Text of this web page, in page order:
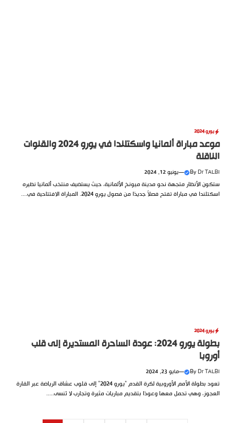
يورو 2024
موعد مباراة ألمانيا واسكتلندا في يورو 2024 والقنوات
الناقلة
By Dr TALBI
—يونيو 12, 2024
ستكون الأنظار متجهة نحو مدينة ميونخ الألمانية، حيث يستضيف منتخب ألمانيا نظيره
اسكتلندا في مباراة تفتح فصلاً جديدًا من فصول يورو 2024. المباراة الافتتاحية في....
يورو 2024
بطولة يورو 2024: عودة الساحرة المستديرة إلى قلب
أوروبا
By Dr TALBI
—مايو 23, 2024
تعود بطولة الأمم الأوروبية لكرة القدم “يورو 2024” إلى قلوب عشاق الرياضة عبر القارة
العجوز، وهي تحمل معها وعودًا بتقديم مباريات مثيرة وتجارب لا تُنسى.....